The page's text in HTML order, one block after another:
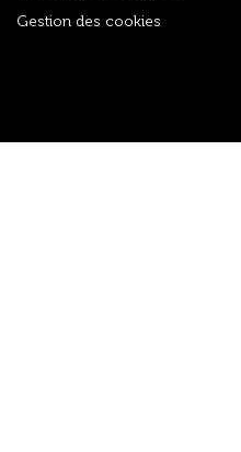
Gestion des cookies